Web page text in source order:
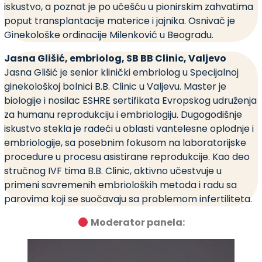
iskustvo, a poznat je po učešću u pionirskim zahvatima
poput transplantacije materice i jajnika. Osnivač je
Ginekološke ordinacije Milenković u Beogradu.
Jasna Glišić, embriolog, SB BB Clinic, Valjevo
Jasna Glišić je senior klinički embriolog u Specijalnoj
ginekološkoj bolnici B.B. Clinic u Valjevu. Master je
biologije i nosilac ESHRE sertifikata Evropskog udruženja
za humanu reprodukciju i embriologiju. Dugogodišnje
iskustvo stekla je radeći u oblasti vantelesne oplodnje i
embriologije, sa posebnim fokusom na laboratorijske
procedure u procesu asistirane reprodukcije. Kao deo
stručnog IVF tima B.B. Clinic, aktivno učestvuje u
primeni savremenih embrioloških metoda i radu sa
parovima koji se suočavaju sa problemom infertiliteta.
Moderator panela: